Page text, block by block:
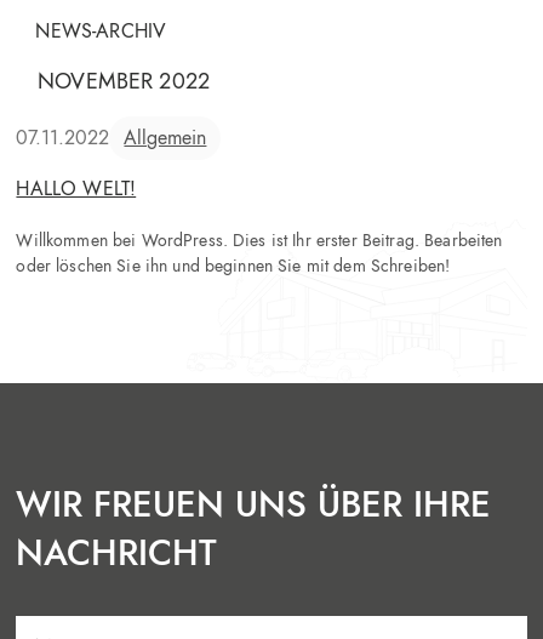
NEWS-ARCHIV
NOVEMBER 2022
07.11.2022 Allgemein
HALLO WELT!
Willkommen bei WordPress. Dies ist Ihr erster Beitrag. Bearbeiten
oder löschen Sie ihn und beginnen Sie mit dem Schreiben!
WIR FREUEN UNS ÜBER IHRE
NACHRICHT